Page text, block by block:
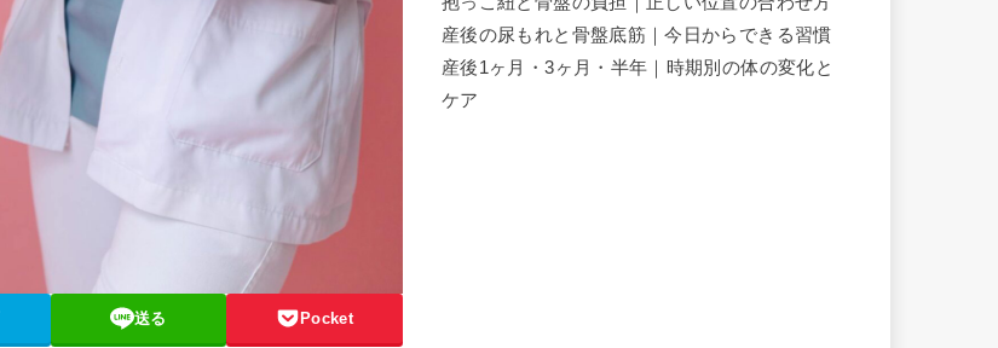
送る Pocket
産後の尿もれと骨盤底筋｜今日からできる習慣
産後1ヶ月・3ヶ月・半年｜時期別の体の変化と
ケア